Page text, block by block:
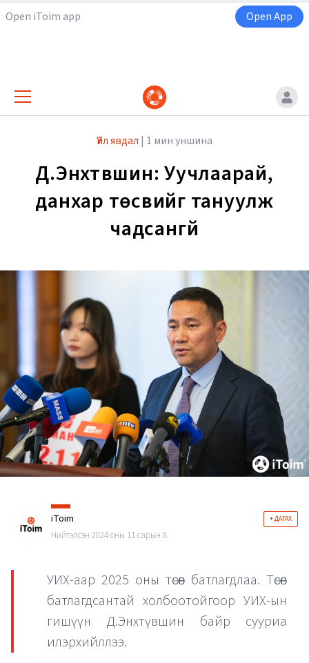
Open iToim app Open App
Үйл явдал | 1 мин уншина
Д.Энхтүвшин: Уучлаарай,
данхар төсвийг тануулж
чадсангүй
iToim + ДАГАХ
Нийтэлсэн 2024 оны 11 сарын 8
УИХ-аар 2025 оны төсөв батлагдлаа. Төсөв
батлагдсантай холбоотойгоор УИХ-ын
гишүүн Д.Энхтүвшин байр сууриа
илэрхийллээ.